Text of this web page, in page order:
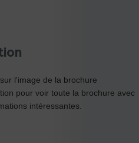
l'image de la brochure
pour voir toute la brochure avec
intéressantes.